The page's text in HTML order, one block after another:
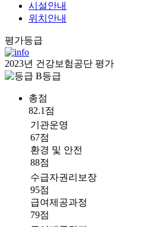
시설안내
위치안내
평가등급
2023년 건강보험공단 평가
B등급
총점
82.1점
기관운영
67점
환경 및 안전
88점
수급자권리보장
95점
급여제공과정
79점